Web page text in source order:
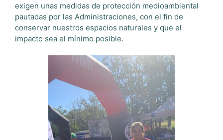
exigen unas medidas de protección medioambiental
pautadas por las Administraciones, con el fin de
conservar nuestros espacios naturales y que el
impacto sea el mínimo posible.